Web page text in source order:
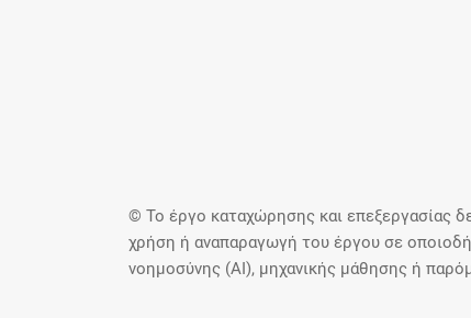
© Το έργο καταχώρησης και επεξεργασίας
χρήση ή αναπαραγωγή του έργου σε
νοημοσύνης (AI), μηχανικής μάθησης ή